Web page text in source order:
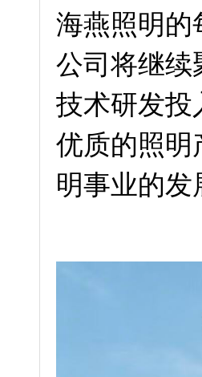
海燕照明的
公司将继续
技术研发投
优质的照明
明事业的发